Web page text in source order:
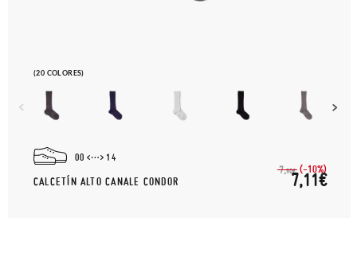
(20 COLORES)
00 14
CALCETÍN ALTO CANALE CONDOR
7,90€ (-10%)
7,11€